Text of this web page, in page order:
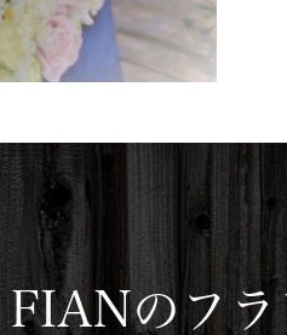
FIANのフラ